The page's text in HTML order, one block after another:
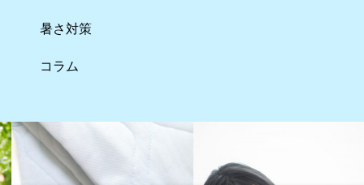
暑さ対策
コラム